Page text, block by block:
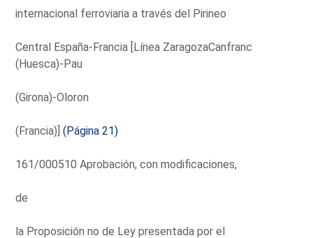
internacional ferroviaria a través del Pirineo
Central España-Francia [Línea ZaragozaCanfranc
(Huesca)-Pau
(Girona)-Oloron
(Francia)](Página 21)
161/000510 Aprobación, con modificaciones,
de
la Proposición no de Ley presentada por el